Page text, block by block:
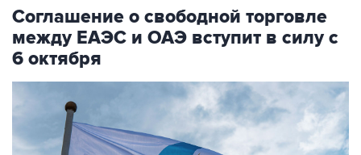
Соглашение о свободной торговле
между ЕАЭС и ОАЭ вступит в силу с
6 октября